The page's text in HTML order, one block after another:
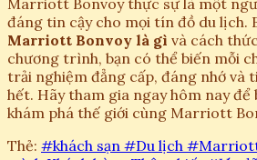
đáng tin cậy cho mọi tín đồ du lịch.
Marriott Bonvoy là gì và cách
chương trình, bạn có thể biến mỗi
trải nghiệm đẳng cấp, đáng nhớ và
hết. Hãy tham gia ngay hôm nay
khám phá thế giới cùng Marriott
Thẻ: #khách sạn #Du lịch